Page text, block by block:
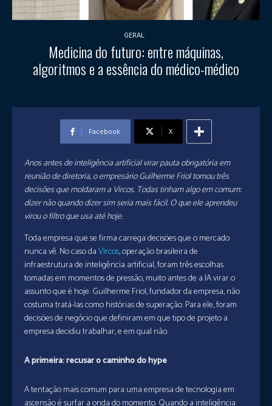
GERAL
Medicina do futuro: entre máquinas,
algoritmos e a essência do médico-médico
Facebook X
Anos antes de inteligência artificial virar pauta obrigatória em
reunião de diretoria, o empresário Guilherme Friol tomou três
decisões que moldaram a Vircos. Todas tinham algo em comum:
dizer não quando dizer sim seria mais fácil. O que ele aprendeu
virou o filtro que usa até hoje.
Toda empresa que se firma carrega decisões que o mercado
nunca vê. No caso daVircos, operação brasileira de
infraestrutura de inteligência artificial, foram três escolhas
tomadas em momentos de pressão, muito antes de a IA virar o
assunto que é hoje. Guilherme Friol, fundador da empresa, não
costuma tratá-las como histórias de superação. Para ele, foram
decisões de negócio que definiram em que tipo de projeto a
empresa decidiu trabalhar, e em qual não.
A primeira: recusar o caminho do hype
A tentação mais comum para uma empresa de tecnologia em